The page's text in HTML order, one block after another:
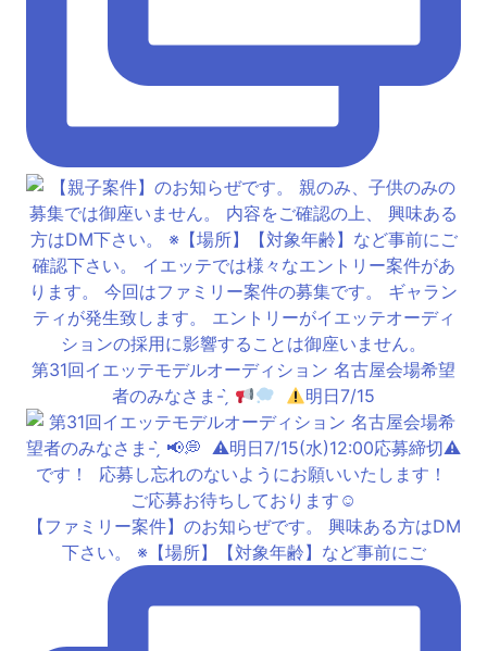
第31回イエッテモデルオーディション 名古屋会場希望
者のみなさま- ̗̀
明日7/15
【ファミリー案件】のお知らぜです。 興味ある方はDM
下さい。 ※【場所】【対象年齢】など事前にご